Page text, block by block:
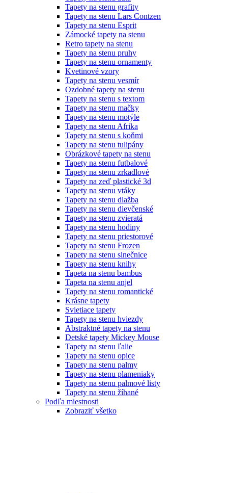
Tapety na stenu grafity
Tapety na stenu Lars Contzen
Tapety na stenu Esprit
Zámocké tapety na stenu
Retro tapety na stenu
Tapety na stenu pruhy
Tapety na stenu ornamenty
Kvetinové vzory
Tapety na stenu vesmír
Ozdobné tapety na stenu
Tapety na stenu s textom
Tapety na stenu mačky
Tapety na stenu motýle
Tapety na stenu Afrika
Tapety na stenu s koňmi
Tapety na stenu tulipány
Obrázkové tapety na stenu
Tapety na stenu futbalové
Tapety na stenu zrkadlové
Tapety na zeď plastické 3d
Tapety na stenu vtáky
Tapety na stenu dlažba
Tapety na stenu dievčenské
Tapety na stenu zvieratá
Tapety na stenu hodiny
Tapety na stenu priestorové
Tapety na stenu Frozen
Tapety na stenu slnečnice
Tapety na stenu knihy
Tapeta na stenu bambus
Tapeta na stenu anjel
Tapety na stenu romantické
Krásne tapety
Svietiace tapety
Tapety na stenu hviezdy
Abstraktné tapety na stenu
Detské tapety Mickey Mouse
Tapety na stenu ľalie
Tapety na stenu opice
Tapety na stenu palmy
Tapety na stenu plameniaky
Tapety na stenu palmové listy
Tapety na stenu žíhané
Podľa miestnosti
Zobraziť všetko